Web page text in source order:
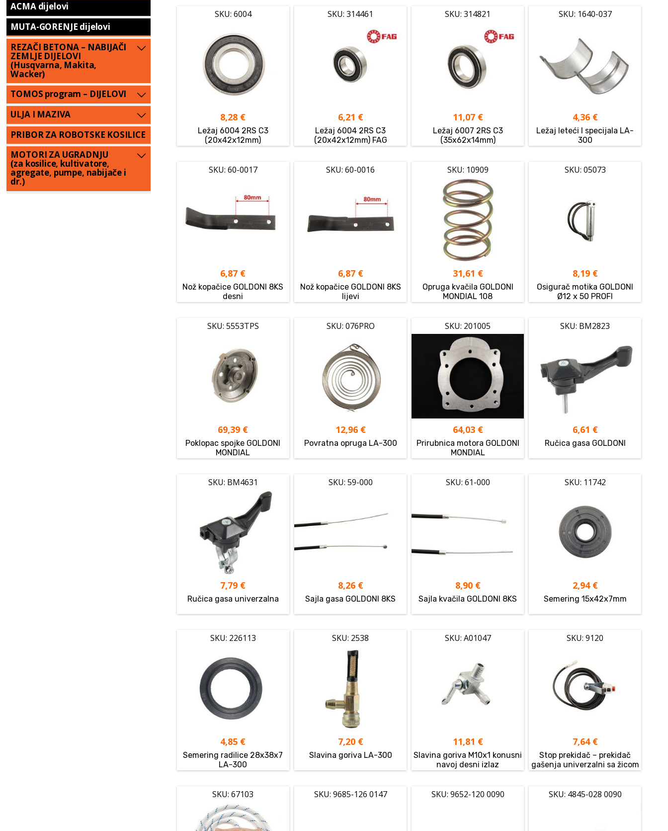
SKU: 6004
8,28 €
Ležaj 6004 2RS C3
(20x42x12mm)
SKU: 314461
6,21 €
Ležaj 6004 2RS C3
(20x42x12mm) FAG
SKU: 314821
11,07 €
Ležaj 6007 2RS C3
(35x62x14mm)
SKU: 1640-037
4,36 €
Ležaj leteći I specijala LA-
300
SKU: 60-0017
6,87 €
Nož kopačice GOLDONI 8KS
desni
SKU: 60-0016
6,87 €
Nož kopačice GOLDONI 8KS
lijevi
SKU: 10909
31,61 €
Opruga kvačila GOLDONI
MONDIAL 108
SKU: 05073
8,19 €
Osigurač motika GOLDONI
Ø12 x 50 PROFI
SKU: 5553TPS
69,39 €
Poklopac spojke GOLDONI
MONDIAL
SKU: 076PRO
12,96 €
Povratna opruga LA-300
SKU: 201005
64,03 €
Prirubnica motora GOLDONI
MONDIAL
SKU: BM2823
6,61 €
Ručica gasa GOLDONI
SKU: BM4631
7,79 €
Ručica gasa univerzalna
SKU: 59-000
8,26 €
Sajla gasa GOLDONI 8KS
SKU: 61-000
8,90 €
Sajla kvačila GOLDONI 8KS
SKU: 11742
2,94 €
Semering 15x42x7mm
SKU: 226113
4,85 €
Semering radilice 28x38x7
LA-300
SKU: 2538
7,20 €
Slavina goriva LA-300
SKU: A01047
11,81 €
Slavina goriva M10x1 konusni
navoj desni izlaz
SKU: 9120
7,64 €
Stop prekidač – prekidač
gašenja univerzalni sa žicom
SKU: 67103 SKU: 9685-126 0147 SKU: 9652-120 0090 SKU: 4845-028 0090
ACMA dijelovi
MUTA-GORENJE dijelovi
REZAČI BETONA – NABIJAČI
ZEMLJE DIJELOVI
(Husqvarna, Makita,
Wacker)
TOMOS program – DIJELOVI
ULJA I MAZIVA
PRIBOR ZA ROBOTSKE KOSILICE
MOTORI ZA UGRADNJU
(za kosilice, kultivatore,
agregate, pumpe, nabijače i
dr.)